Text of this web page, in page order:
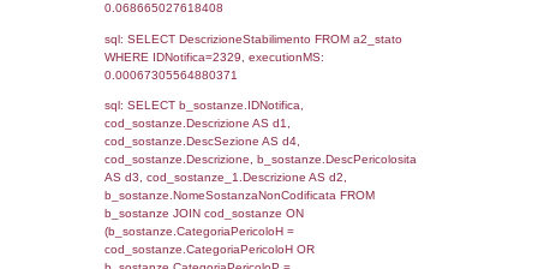
0.051046133041382
f_territori_limitrofi.Direzione,
f_territori_limitrofi.Denominazione,
f_territori_limitrofi.DescAltro FROM
JOIN cod_territori_tipologia ON
(f_territori_limitrofi.IDTipologiaTerritorio =